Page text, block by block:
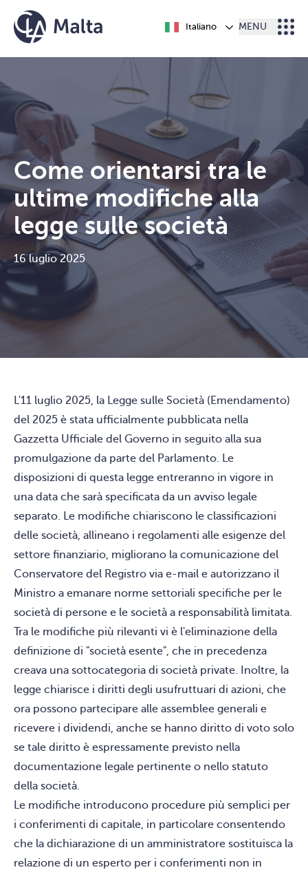
Vai al contenuto
Italiano MENU
Come orientarsi tra le
ultime modifiche alla
legge sulle società
16 luglio 2025
L'11 luglio 2025, la Legge sulle Società (Emendamento)
del 2025 è stata ufficialmente pubblicata nella
Gazzetta Ufficiale del Governo in seguito alla sua
promulgazione da parte del Parlamento. Le
disposizioni di questa legge entreranno in vigore in
una data che sarà specificata da un avviso legale
separato. Le modifiche chiariscono le classificazioni
delle società, allineano i regolamenti alle esigenze del
settore finanziario, migliorano la comunicazione del
Conservatore del Registro via e-mail e autorizzano il
Ministro a emanare norme settoriali specifiche per le
società di persone e le società a responsabilità limitata.
Tra le modifiche più rilevanti vi è l'eliminazione della
definizione di "società esente", che in precedenza
creava una sottocategoria di società private. Inoltre, la
legge chiarisce i diritti degli usufruttuari di azioni, che
ora possono partecipare alle assemblee generali e
ricevere i dividendi, anche se hanno diritto di voto solo
se tale diritto è espressamente previsto nella
documentazione legale pertinente o nello statuto
della società.
Le modifiche introducono procedure più semplici per
i conferimenti di capitale, in particolare consentendo
che la dichiarazione di un amministratore sostituisca la
relazione di un esperto per i conferimenti non in